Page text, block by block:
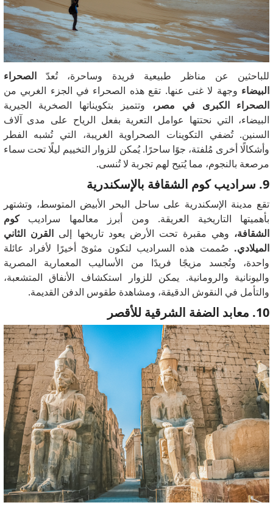
للباحثين عن مناظر طبيعية فريدة وساحرة، تُعدّالصحراء
البيضاء وجهة لا غنى عنها. تقع هذه الصحراء في الجزء الغربي من
الصحراء الكبرى في مصر، وتتميز بتكويناتها الصخرية الجيرية
البيضاء، التي نحتتها عوامل التعرية بفعل الرياح على مدى آلاف
السنين. تُضفي التكوينات الصحراوية الغريبة، التي تُشبه الفطر
وأشكالًا أخرى مُلفتة، جوًا ساحرًا. يُمكن للزوار التخييم ليلًا تحت سماء
مرصعة بالنجوم، مما يُتيح لهم تجربة لا تُنسى.
9. سراديب كوم الشقافة بالإسكندرية
تقع مدينة الإسكندرية على ساحل البحر الأبيض المتوسط، وتشتهر
بأهميتها التاريخية العريقة. ومن أبرز معالمها سراديبكوم
الشقافة، وهي مقبرة تحت الأرض يعود تاريخها إلىالقرن الثاني
الميلادي. صُممت هذه السراديب لتكون مثوىً أخيرًا لأفراد عائلة
واحدة، وتُجسد مزيجًا فريدًا من الأساليب المعمارية المصرية
واليونانية والرومانية. يمكن للزوار استكشاف الأنفاق المتشعبة،
والتأمل في النقوش الدقيقة، ومشاهدة طقوس الدفن القديمة.
10. معابد الضفة الشرقية للأقصر